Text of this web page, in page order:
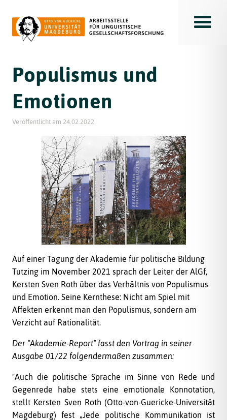
Populismus und
Emotionen
Veröffentlicht am 24.02.2022
Auf einer Tagung der Akademie für politische Bildung
Tutzing im November 2021 sprach der Leiter der AlGf,
Kersten Sven Roth über das Verhältnis von Populismus
und Emotion. Seine Kernthese: Nicht am Spiel mit
Affekten erkennt man den Populismus, sondern am
Verzicht auf Rationalität.
Der "Akademie-Report" fasst den Vortrag in seiner
Ausgabe 01/22 folgendermaßen zusammen:
"Auch die politische Sprache im Sinne von Rede und
Gegenrede habe stets eine emotionale Konnotation,
stellt Kersten Sven Roth (Otto-von-Guericke-Universität
Magdeburg) fest „Jede politische Kommunikation ist